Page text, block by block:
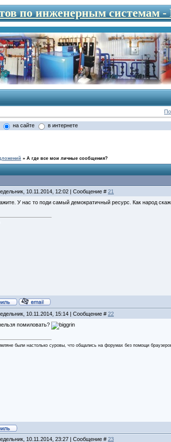
по инженерным
на сайте
в интернете
» А где все мои личные сообщения?
10.11.2014, 12:02 | Сообщение # 21
У нас то поди самый демократичный ресурс. Как народ
10.11.2014, 15:14 | Сообщение # 22
помиловать?
были настолько суровы, что общались на форумах без помощи
10.11.2014, 23:27 | Сообщение # 23